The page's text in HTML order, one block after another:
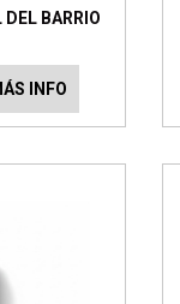
BARRIO
INFO